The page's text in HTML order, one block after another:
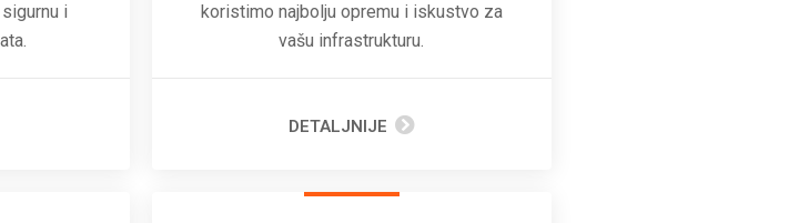
i
koristimo najbolju opremu i iskustvo za
vašu infrastrukturu.
DETALJNIJE